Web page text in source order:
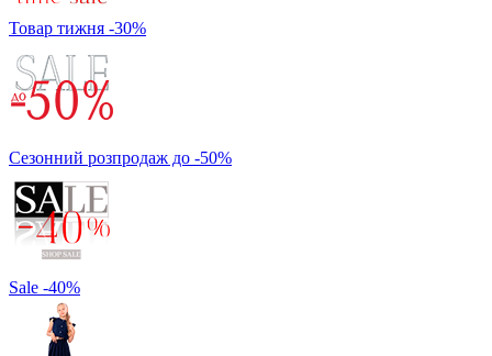
Товар тижня -30%
Сезонний розпродаж до -50%
Sale -40%